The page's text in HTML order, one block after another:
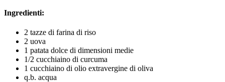
Ingredienti:
2 tazze di farina di riso
2 uova
1 patata dolce di dimensioni medie
1/2 cucchiaino di curcuma
1 cucchiaino di olio extravergine di oliva
q.b. acqua